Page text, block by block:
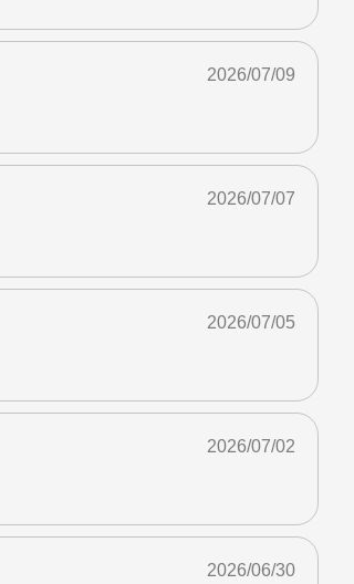
2026/07/09
2026/07/07
2026/07/05
2026/07/02
2026/06/30